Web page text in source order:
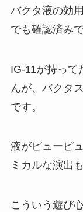
バクタ液の効
でも確認済みで
IG-11が持って
んが、バクタ
です。
液がピューピ
ミカルな演出
こういう遊び